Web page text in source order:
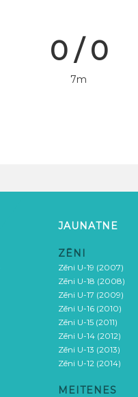
0 / 0
7m
JAUNATNE
ZĒNI
Zēni U-19 (2007)
Zēni U-18 (2008)
Zēni U-17 (2009)
Zēni U-16 (2010)
Zēni U-15 (2011)
Zēni U-14 (2012)
Zēni U-13 (2013)
Zēni U-12 (2014)
MEITENES